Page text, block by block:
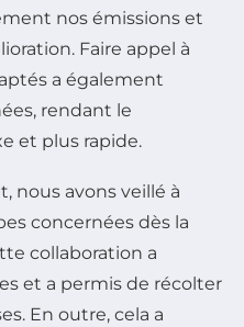
nos émissions et
Faire appel à
a également
rendant le
et plus rapide.
nous avons veillé à
concernées dès la
collaboration a
et a permis de récolter
En outre, cela a